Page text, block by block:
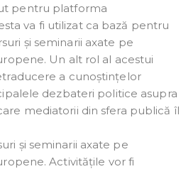
pentru platforma
va fi utilizat ca bază pentru
și seminarii axate pe
Un alt rol al acestui
a cunoștințelor
dezbateri politice asupra
mediatorii din sfera publică îl
și seminarii axate pe
Activitățile vor fi